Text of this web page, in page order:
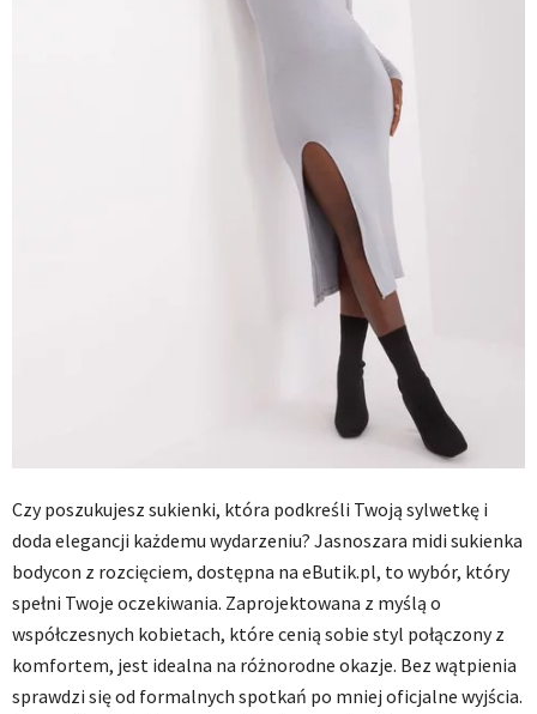
Czy poszukujesz sukienki, która podkreśli Twoją sylwetkę i
doda elegancji każdemu wydarzeniu? Jasnoszara midi sukienka
bodycon z rozcięciem, dostępna na eButik.pl, to wybór, który
spełni Twoje oczekiwania. Zaprojektowana z myślą o
współczesnych kobietach, które cenią sobie styl połączony z
komfortem, jest idealna na różnorodne okazje. Bez wątpienia
sprawdzi się od formalnych spotkań po mniej oficjalne wyjścia.